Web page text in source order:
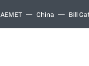
AEMET China Bill